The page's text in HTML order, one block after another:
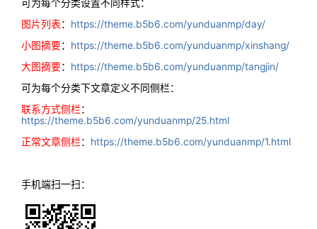
可为每个分类设置不同样式：
图片列表： https://theme.b5b6.com/yunduanmp/day/
小图摘要： https://theme.b5b6.com/yunduanmp/xinshang/
大图摘要： https://theme.b5b6.com/yunduanmp/tangjin/
可为每个分类下文章定义不同侧栏：
联系方式侧栏：
https://theme.b5b6.com/yunduanmp/25.html
正常文章侧栏： https://theme.b5b6.com/yunduanmp/1.html
手机端扫一扫：